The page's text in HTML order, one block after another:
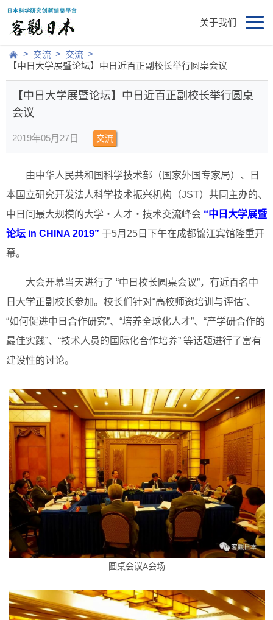
关于我们
> 交流 > 交流 >
【中日大学展暨论坛】中日近百正副校长举行圆桌会议
【中日大学展暨论坛】中日近百正副校长举行圆桌
会议
2019年05月27日 交流
由中华人民共和国科学技术部（国家外国专家局）、日
本国立研究开发法人科学技术振兴机构（JST）共同主办的、
中日间最大规模的大学・人才・技术交流峰会 “中日大学展暨
论坛 in CHINA 2019” 于5月25日下午在成都锦江宾馆隆重开
幕。
大会开幕当天进行了 “中日校长圆桌会议”，有近百名中
日大学正副校长参加。校长们针对“高校师资培训与评估”、
“如何促进中日合作研究”、“培养全球化人才”、“产学研合作的
最佳实践”、“技术人员的国际化合作培养” 等话题进行了富有
建设性的讨论。
圆桌会议A会场